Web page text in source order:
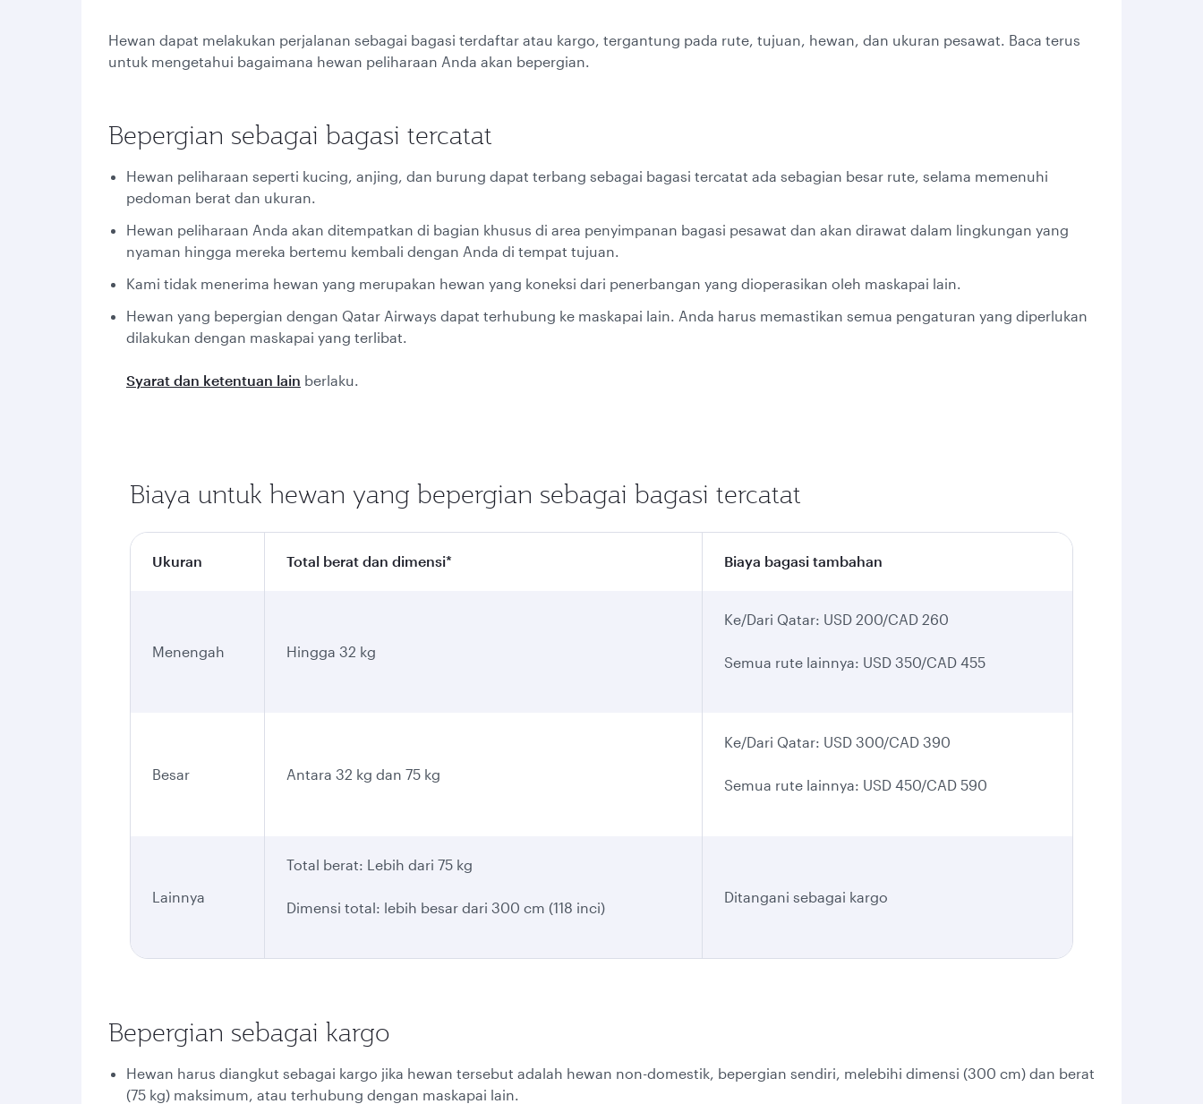
Hewan dapat melakukan perjalanan sebagai bagasi terdaftar atau kargo, tergantung pada rute, tujuan, hewan, dan ukuran pesawat. Baca terus
untuk mengetahui bagaimana hewan peliharaan Anda akan bepergian.
Bepergian sebagai bagasi tercatat
Hewan peliharaan seperti kucing, anjing, dan burung dapat terbang sebagai bagasi tercatat ada sebagian besar rute, selama memenuhi
pedoman berat dan ukuran.
Hewan peliharaan Anda akan ditempatkan di bagian khusus di area penyimpanan bagasi pesawat dan akan dirawat dalam lingkungan yang
nyaman hingga mereka bertemu kembali dengan Anda di tempat tujuan.
Kami tidak menerima hewan yang merupakan hewan yang koneksi dari penerbangan yang dioperasikan oleh maskapai lain.
Hewan yang bepergian dengan Qatar Airways dapat terhubung ke maskapai lain. Anda harus memastikan semua pengaturan yang diperlukan
dilakukan dengan maskapai yang terlibat.
Syarat dan ketentuan lain berlaku.
Biaya untuk hewan yang bepergian sebagai bagasi tercatat
Ukuran Total berat dan dimensi* Biaya bagasi tambahan
Menengah Hingga 32 kg
Ke/Dari Qatar: USD 200/CAD 260
Semua rute lainnya: USD 350/CAD 455
Besar Antara 32 kg dan 75 kg
Ke/Dari Qatar: USD 300/CAD 390
Semua rute lainnya: USD 450/CAD 590
Lainnya
Total berat: Lebih dari 75 kg
Dimensi total: lebih besar dari 300 cm (118 inci)
Ditangani sebagai kargo
Bepergian sebagai kargo
Hewan harus diangkut sebagai kargo jika hewan tersebut adalah hewan non-domestik, bepergian sendiri, melebihi dimensi (300 cm) dan berat
(75 kg) maksimum, atau terhubung dengan maskapai lain.